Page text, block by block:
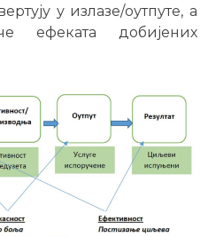
у излазе/оутпуте, а
ефеката добијених